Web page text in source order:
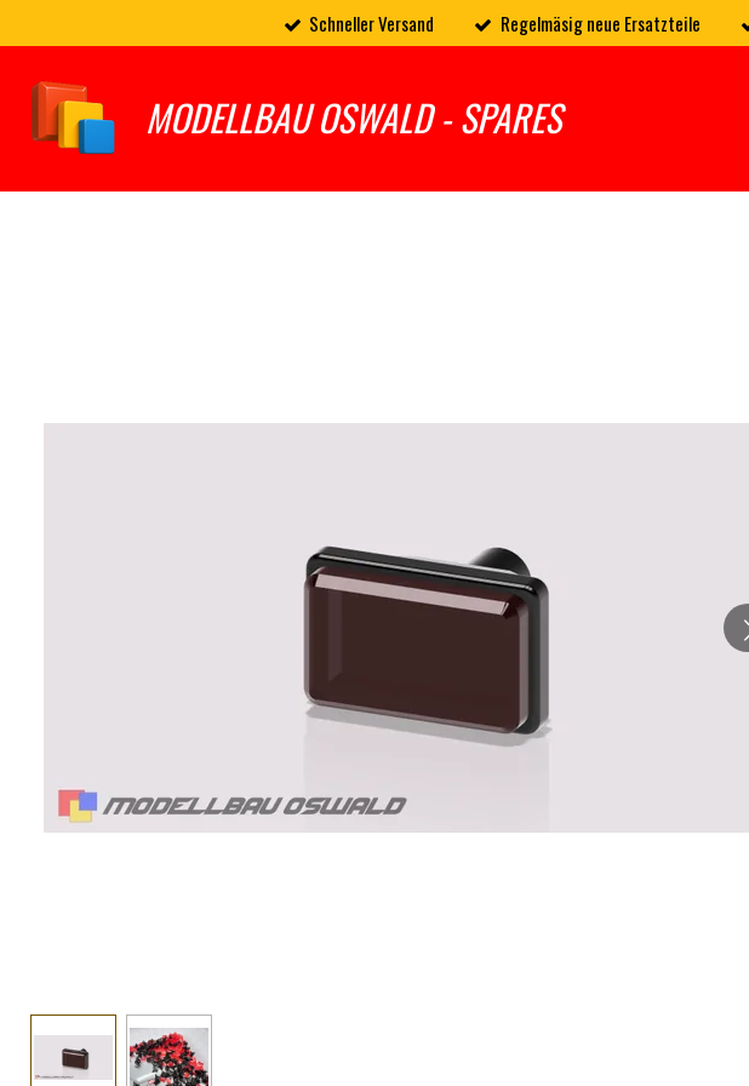
Hauptinhalt
springen
Schneller Versand Regelmäsig neue Ersatzteile
MODELLBAU OSWALD - SPARES